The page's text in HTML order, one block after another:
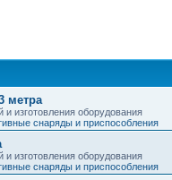
метра
изготовления оборудования
снаряды и приспособления
изготовления оборудования
снаряды и приспособления